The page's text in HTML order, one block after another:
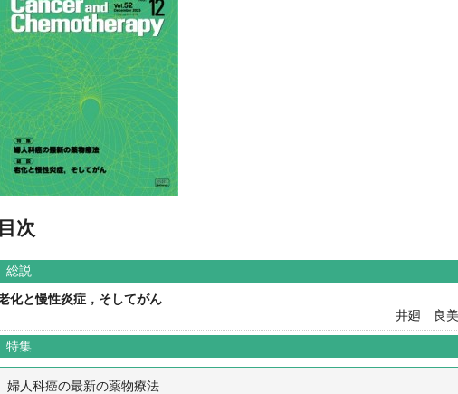
目次
総説
化と慢性炎症，そしてがん
井廻 良
特集
婦人科癌の最新の薬物療法